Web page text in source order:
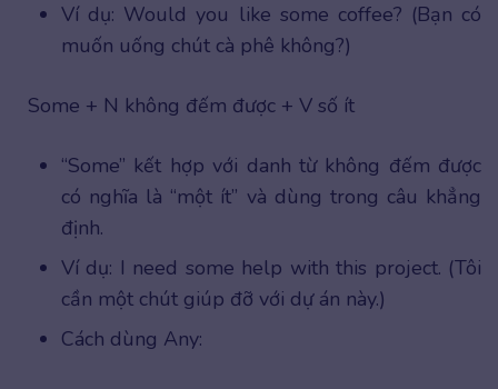
Ví dụ: Would you like some coffee? (Bạn có
muốn uống chút cà phê không?)
Some + N không đếm được + V số ít
“Some” kết hợp với danh từ không đếm được
có nghĩa là “một ít” và dùng trong câu khẳng
định.
Ví dụ: I need some help with this project. (Tôi
cần một chút giúp đỡ với dự án này.)
Cách dùng Any: